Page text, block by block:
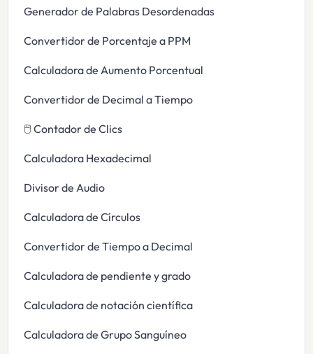
Generador de Palabras Desordenadas
Convertidor de Porcentaje a PPM
Calculadora de Aumento Porcentual
Convertidor de Decimal a Tiempo
🖱️ Contador de Clics
Calculadora Hexadecimal
Divisor de Audio
Calculadora de Círculos
Convertidor de Tiempo a Decimal
Calculadora de pendiente y grado
Calculadora de notación científica
Calculadora de Grupo Sanguíneo